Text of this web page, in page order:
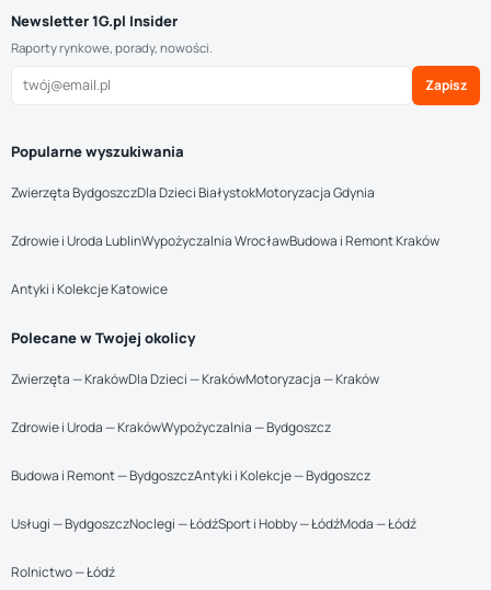
Newsletter 1G.pl Insider
Raporty rynkowe, porady, nowości.
Zapisz
Popularne wyszukiwania
Zwierzęta BydgoszczDla Dzieci BiałystokMotoryzacja Gdynia
Zdrowie i Uroda LublinWypożyczalnia WrocławBudowa i Remont Kraków
Antyki i Kolekcje Katowice
Polecane w Twojej okolicy
Zwierzęta — KrakówDla Dzieci — KrakówMotoryzacja — Kraków
Zdrowie i Uroda — KrakówWypożyczalnia — Bydgoszcz
Budowa i Remont — BydgoszczAntyki i Kolekcje — Bydgoszcz
Usługi — BydgoszczNoclegi — ŁódźSport i Hobby — ŁódźModa — Łódź
Rolnictwo — Łódź